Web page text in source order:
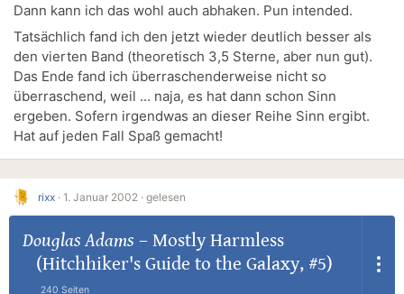
Dann kann ich das wohl auch abhaken. Pun intended.
Tatsächlich fand ich den jetzt wieder deutlich besser als
den vierten Band (theoretisch 3,5 Sterne, aber nun gut).
Das Ende fand ich überraschenderweise nicht so
überraschend, weil ... naja, es hat dann schon Sinn
ergeben. Sofern irgendwas an dieser Reihe Sinn ergibt.
Hat auf jeden Fall Spaß gemacht!
rixx · 1. Januar 2002 · gelesen
Douglas Adams – Mostly Harmless
(Hitchhiker's Guide to the Galaxy, #5)
240 Seiten